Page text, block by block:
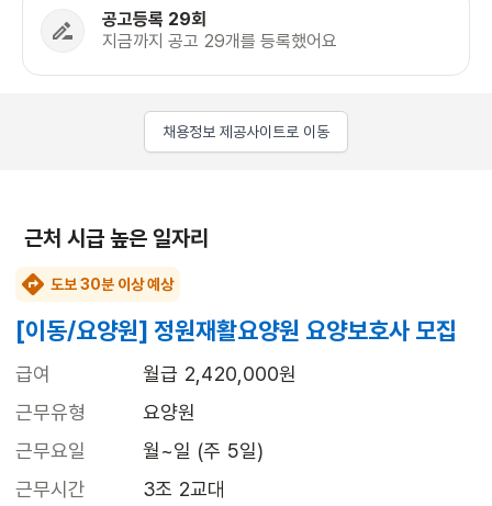
공고등록 29회
지금까지 공고 29개를 등록했어요
채용정보 제공사이트로 이동
근처 시급 높은 일자리
도보 30분 이상 예상
[이동/요양원] 정원재활요양원 요양보호사 모집
급여
월급 2,420,000원
근무유형
요양원
근무요일
월~일 (주 5일)
근무시간
3조 2교대